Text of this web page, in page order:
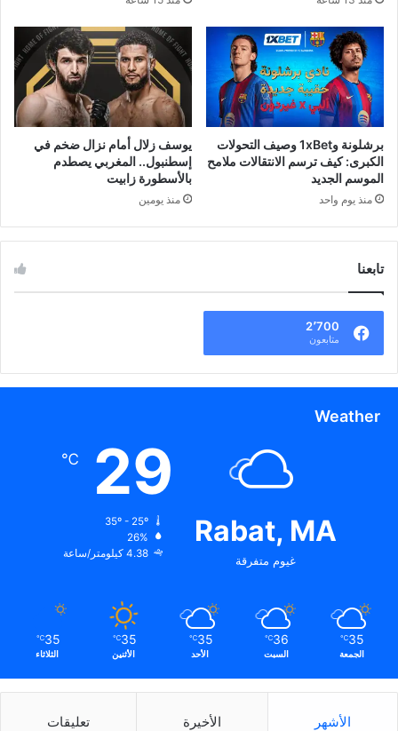
برشلونة و1xBet وصيف التحولات
الكبرى: كيف ترسم الانتقالات ملامح
الموسم الجديد
منذ يوم واحد
يوسف زلال أمام نزال ضخم في
إسطنبول.. المغربي يصطدم
بالأسطورة زابيت
منذ يومين
تابعنا
2٬700
متابعون
Weather
Rabat, MA
غيوم متفرقة
29
℃
26%
4.38 كيلومتر/ساعة
35
℃
الجمعة
36
℃
السبت
35
℃
الأحد
35
℃
الأثنين
35
℃
الثلاثاء
الأشهر الأخيرة تعليقات